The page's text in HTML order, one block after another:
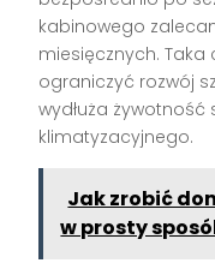
kabinowego
miesięcznych.
ograniczyć rozwój
wydłuża żywotność
klimatyzacyjnego.
Jak zrobić
w prosty